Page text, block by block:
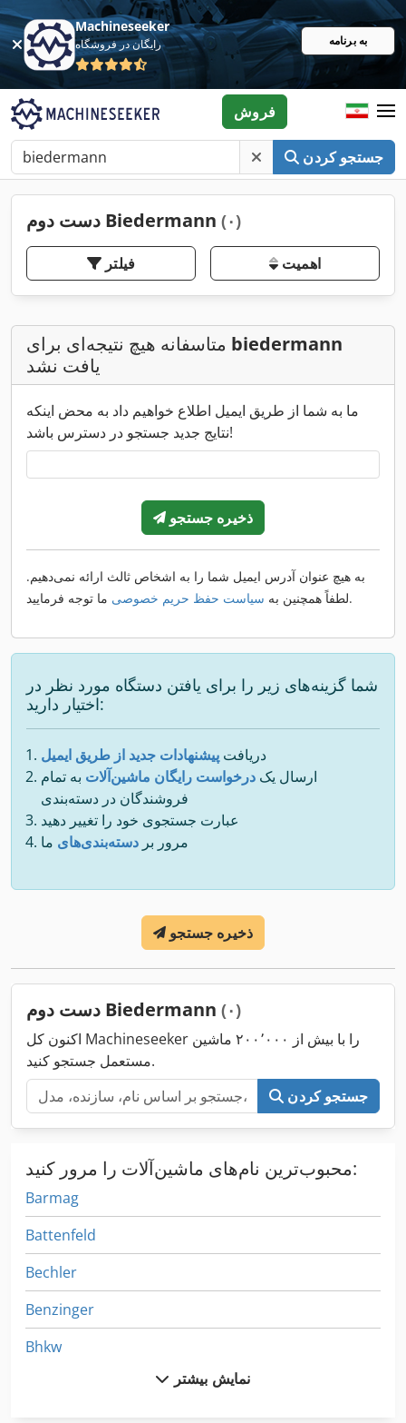
Machineseeker
رایگان در فروشگاه به برنامه
جستجو کردن
فروش
دست دوم Biedermann (۰)
فیلتر اهمیت
biedermann
یافت نشد
ما به شما از طریق ایمیل اطلاع خواهیم داد به محض اینکه
نتایج جدید جستجو در دسترس باشد!
ذخیره جستجو
به هیچ عنوان آدرس ایمیل شما را به اشخاص ثالث ارائه نمی‌دهیم.
لطفاً همچنین به سیاست حفظ حریم خصوصی ما توجه فرمایید.
شما گزینه‌های زیر را برای یافتن دستگاه مورد نظر در
اختیار دارید:
دریافت پیشنهادات جدید از طریق ایمیل
ارسال یک درخواست رایگان ماشین‌آلات به تمام
فروشندگان در دسته‌بندی
عبارت جستجوی خود را تغییر دهید
مرور بر دسته‌بندی‌های ما
ذخیره جستجو
دست دوم Biedermann (۰)
اکنون کل Machineseeker را با بیش از ۲۰۰٬۰۰۰ ماشین
مستعمل جستجو کنید.
جستجو کردن
محبوب‌ترین نام‌های ماشین‌آلات را مرور کنید:
Barmag
Battenfeld
Bechler
Benzinger
Bhkw
نمایش بیشتر